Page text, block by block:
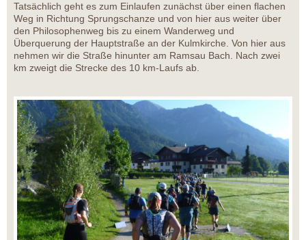
Tatsächlich geht es zum Einlaufen zunächst über einen flachen
Weg in Richtung Sprungschanze und von hier aus weiter über
den Philosophenweg bis zu einem Wanderweg und
Überquerung der Hauptstraße an der Kulmkirche. Von hier aus
nehmen wir die Straße hinunter am Ramsau Bach. Nach zwei
km zweigt die Strecke des 10 km-Laufs ab.